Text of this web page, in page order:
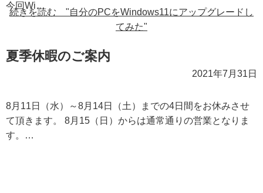
今回Wi…
続きを読む "自分のPCをWindows11にアップグレードし
てみた"
夏季休暇のご案内
2021年7月31日
8月11日（水）～8月14日（土）までの4日間をお休みさせ
て頂きます。 8月15（日）からは通常通りの営業となりま
す。…